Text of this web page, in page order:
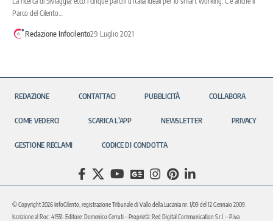
Parco del Cilento…
Redazione Infocilento29 Luglio 2021
REDAZIONE CONTATTACI PUBBLICITÀ COLLABORA
COME VEDERCI SCARICA L’APP NEWSLETTER PRIVACY
GESTIONE RECLAMI CODICE DI CONDOTTA
© Copyright 2026 InfoCilento, registrazione Tribunale di Vallo della Lucania nr. 1/09 del 12 Gennaio 2009.
Iscrizione al Roc: 41551. Editore: Domenico Cerruti – Proprietà: Red Digital Communication S.r.l. – P.iva